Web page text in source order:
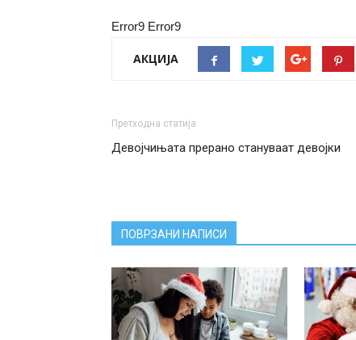
Error9 Error9
АКЦИЈА
Претходна статија
Девојчињата прерано стануваат девојки
ПОВРЗАНИ НАПИСИ